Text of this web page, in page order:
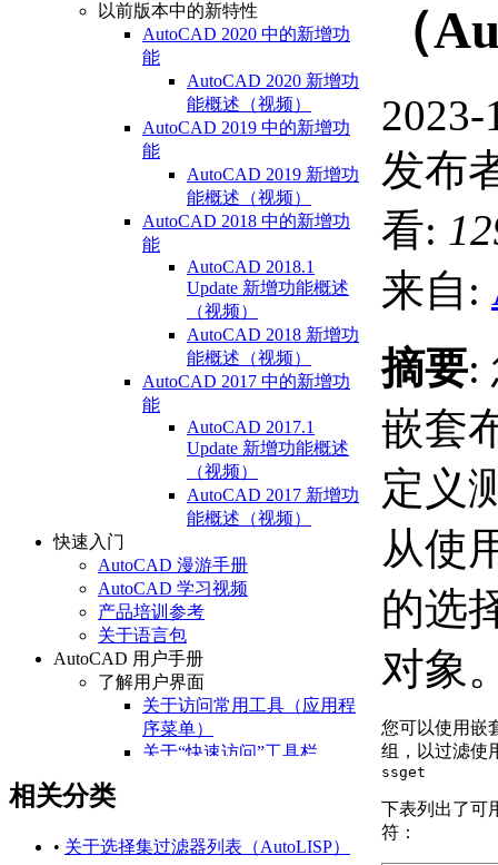
以前版本中的新特性
AutoCAD 2020 中的新增功
能
AutoCAD 2020 新增功
能概述（视频）
AutoCAD 2019 中的新增功
能
AutoCAD 2019 新增功
能概述（视频）
AutoCAD 2018 中的新增功
能
AutoCAD 2018.1
Update 新增功能概述
（视频）
AutoCAD 2018 新增功
能概述（视频）
AutoCAD 2017 中的新增功
能
AutoCAD 2017.1
Update 新增功能概述
（视频）
AutoCAD 2017 新增功
能概述（视频）
快速入门
AutoCAD 漫游手册
AutoCAD 学习视频
产品培训参考
关于语言包
AutoCAD 用户手册
了解用户界面
关于访问常用工具（应用程
序菜单）
关于“快速访问”工具栏
关于快捷菜单
相关分类
• 关于选择集过滤器列表（AutoLISP）
（
2023-
发布
看:
来自:
摘要:
嵌套
定义
从使
的选
对象
您可以使用嵌
组，以过滤使
ssget
下表列出了可
符：